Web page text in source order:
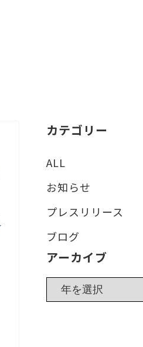
カテゴリー
ALL
お知らせ
プレスリリース
ブログ
アーカイブ